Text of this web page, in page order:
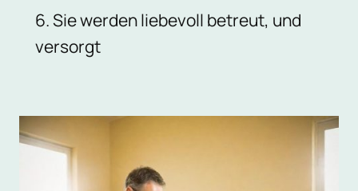
6. Sie werden liebevoll betreut, und
versorgt